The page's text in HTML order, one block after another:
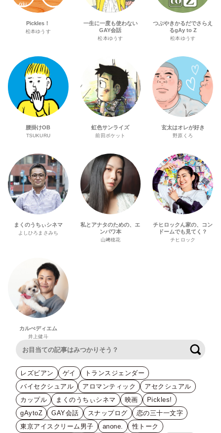
Pickles！
松本ゆうす
一生に一度も使わない
GAY会話
松本ゆうす
つぶやきかるだでさらえ
るgAy to Z
松本ゆうす
腰掛けOB
TSUKURU
虹色サンライズ
前田ポケット
玄太はオレが好き
野原くろ
まくのうちぃシネマ
よしひろまさみち
私とアナタのための、エ
ンパワ本
山﨑穂花
チヒロックん家の、コン
ドームでも見てく？
チヒロック
カルぺディエム
井上健斗
レズビアン ゲイ
トランスジェンダー
バイセクシュアル
アロマンティック
アセクシュアル
カップル
まくのうちぃシネマ 映画
Pickles!
gAytoZ
GAY会話 スナップログ
恋の三十一文字
東京アイスクリーム男子
anone.
性トーク